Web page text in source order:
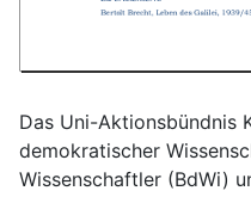
Das Uni­-Aktionsbündnis
demokratischer
Wissenschaftler (BdWi)